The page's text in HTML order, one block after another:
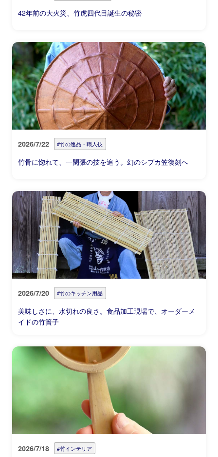
42年前の大火災、竹虎四代目誕生の秘密
2026/7/22 #竹の逸品・職人技
竹骨に惚れて、一閑張の技を追う。幻のシブカ笠復刻へ
2026/7/20 #竹のキッチン用品
美味しさに、水切れの良さ。食品加工現場で、オーダーメ
イドの竹簀子
2026/7/18 #竹インテリア